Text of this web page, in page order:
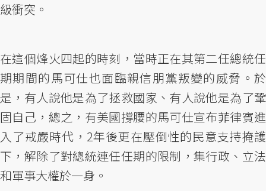
級衝突。
在這個烽火四起的時刻，當時正在其第二任總統任
期期間的馬可仕也面臨親信朋黨叛變的威脅。於
是，有人說他是為了拯救國家、有人說他是為了鞏
固自己，總之，有美國撐腰的馬可仕宣布菲律賓進
入了戒嚴時代，2年後更在壓倒性的民意支持掩護
下，解除了對總統連任任期的限制，集行政、立法
和軍事大權於一身。